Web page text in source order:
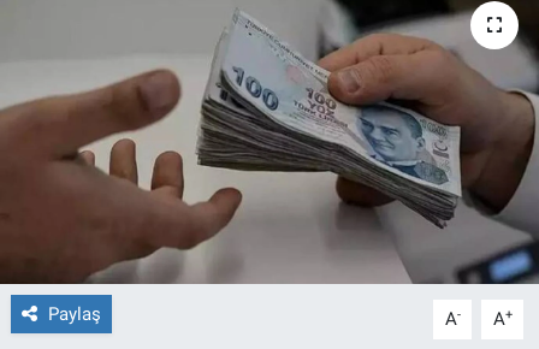
Paylaş A- A+
Eğlence
Ekonomi
Gerçeğin İzinde
Gün Başlıyor